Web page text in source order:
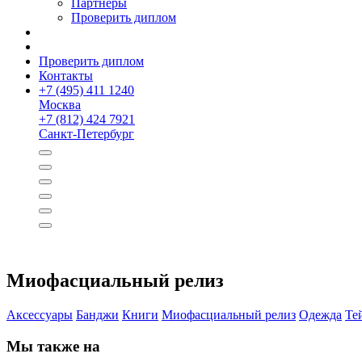
Партнёры
Проверить диплом
Проверить диплом
Контакты
+7 (495) 411 1240
Москва
+7 (812) 424 7921
Санкт-Петербург
Миофасциаль­ный релиз
Аксессуары Банджи Книги Миофасциальный релиз Одежда
Мы также на